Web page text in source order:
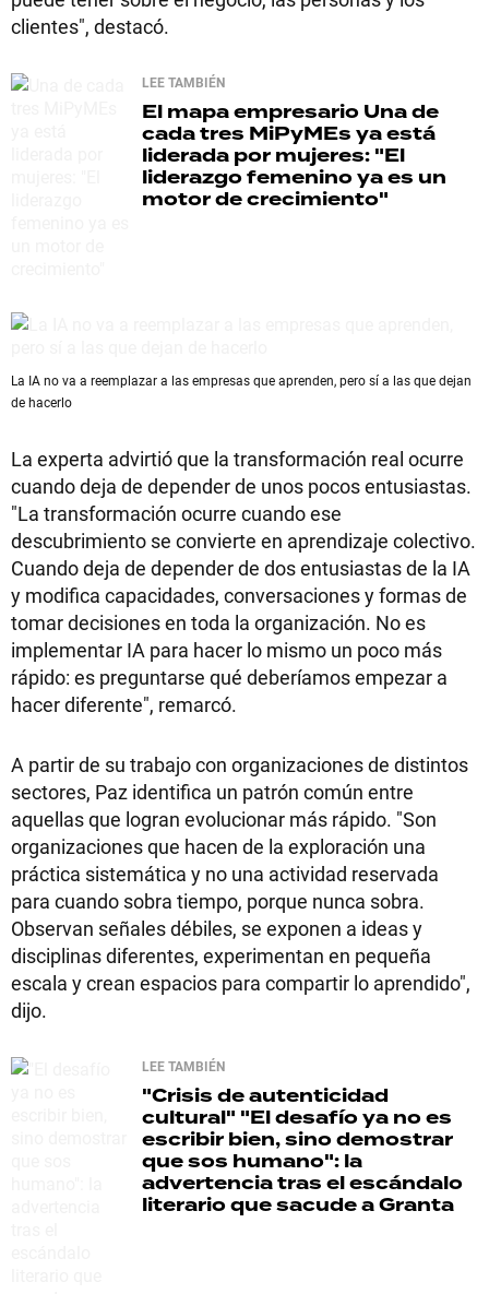
clientes", destacó.
LEE TAMBIÉN
El mapa empresario Una de
cada tres MiPyMEs ya está
liderada por mujeres: "El
liderazgo femenino ya es un
motor de crecimiento"
La IA no va a reemplazar a las empresas que aprenden, pero sí a las que dejan
de hacerlo
La experta advirtió que la transformación real ocurre
cuando deja de depender de unos pocos entusiastas.
"La transformación ocurre cuando ese
descubrimiento se convierte en aprendizaje colectivo.
Cuando deja de depender de dos entusiastas de la IA
y modifica capacidades, conversaciones y formas de
tomar decisiones en toda la organización. No es
implementar IA para hacer lo mismo un poco más
rápido: es preguntarse qué deberíamos empezar a
hacer diferente", remarcó.
A partir de su trabajo con organizaciones de distintos
sectores, Paz identifica un patrón común entre
aquellas que logran evolucionar más rápido. "Son
organizaciones que hacen de la exploración una
práctica sistemática y no una actividad reservada
para cuando sobra tiempo, porque nunca sobra.
Observan señales débiles, se exponen a ideas y
disciplinas diferentes, experimentan en pequeña
escala y crean espacios para compartir lo aprendido",
dijo.
LEE TAMBIÉN
"Crisis de autenticidad
cultural" "El desafío ya no es
escribir bien, sino demostrar
que sos humano": la
advertencia tras el escándalo
literario que sacude a Granta